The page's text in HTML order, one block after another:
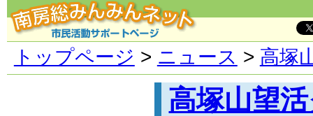
トップページ > ニュース > 高塚
高塚山望